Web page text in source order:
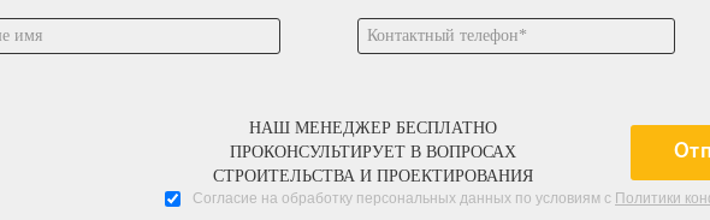
НАШ МЕНЕДЖЕР БЕСПЛАТНО
ПРОКОНСУЛЬТИРУЕТ В ВОПРОСАХ
СТРОИТЕЛЬСТВА И ПРОЕКТИРОВАНИЯ
Согласие на обработку персональных данных по условиям с Политики